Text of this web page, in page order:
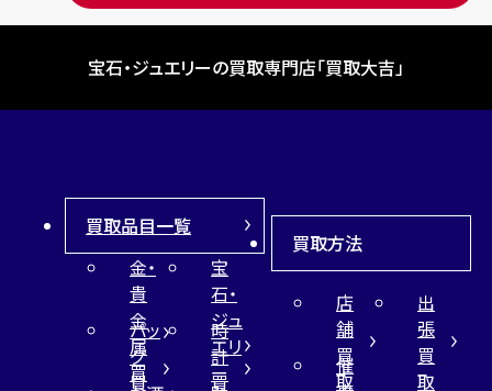
宝石・ジュエリーの買取専門店「買取大吉」
買取品目一覧
金・
貴
金
属
買
宝
石・
ジュ
エリ
ー
バッ
グ
買
時
計
買
買取方法
店
舗
買
取
出
張
買
取
催